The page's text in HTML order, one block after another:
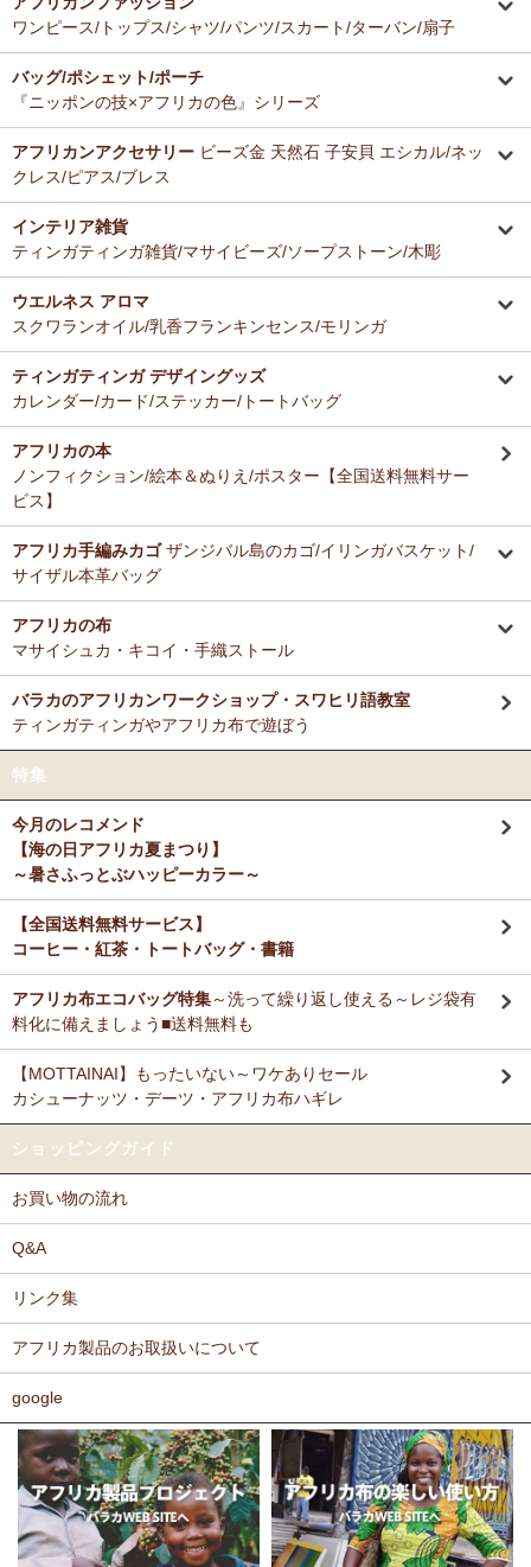
ーナー新入荷！
12/16：ガウチョパンツ～キテンゲ◇ハイクオリティ◇で仕立てた
新作登場！～楽ちんクロップド丈～
12/16：キテンゲ 本革ショルダーミニバッグ 3WAY 斜掛けOK～
キテンゲ◇ハイクオリティ◇で仕立てた新作登場！『ニッポンの
技×アフリカの色』
12/4：ティンガティンガ・アート～Mサイズの作品 新入荷！作家
名ごとに2つのカテゴリーでご紹介します
→ 作家名 A―L
→ 作家名 M―Z
12/4：ティンガティンガ・アート～チャリンダの作品コーナー
入荷！
私たちバラカは、チャリンダが遺してくださった作品を、これか
らも大切に紹介してまいります。
ナー新入荷！
12/3：巻くポーチ 〈2サイズ展開〉～ガラスとんぼ玉付き 新入
荷！
12/3：ティンガティンガ・アート～Sサイズの作品 新入荷！作家
名ごとに2つのカテゴリーでご紹介します
→ 作家名 A―L
→ 作家名 M―Z
11/25：ティンガティンガ・アート～Lサイズの作品 新入荷！作家
→ 作家名 A―L
→ 作家名 M―Z
11/25：ティンガティンガ・アート～Sサイズの作品 新入荷！作家
11/21：【新登場】サロペットパンツ～ゆったり2way～
大人上品シルエット
11/20：キテンゲ本革 ころりんトートバッグ～キテンゲ◇ハイク
オリティ◇で仕立てた新作登場！『ニッポンの技×アフリカの色』
ケあり 賞味期限間近セール！
11/18：ティンガティンガ・アート【会員様シークレットセール】
11/17：ティンガティンガ・アート～ロングサイズ（縦長・横長）
の作品新入荷！
11/17：ティンガティンガ・アート～マサイの作品新入荷！
～木彫職人ハンドメイド
荷！
11/11：ティンガティンガ・アート～Sサイズの作品 新入荷！作家
名ごとに2つのカテゴリーでご紹介します
→ 作家名 A―L
11/10：ティンガティンガ・アート【会員様シークレットセール】
～ワケあり限定品入荷！
11/5：ティンガティンガ・アート～Lサイズの作品 新入荷！作家
名ごとに2つのカテゴリーでご紹介します
→ 作家名 A―L
→ 作家名 M―Z
とても美味しくて毎日使っています。どのお料理なんにでも合いま
す。
Ａ さまより ティンガティンガ・アートへのご感想
ドゥケさんの画は数年前から気になっていて、今回思いきって購入す
ることにしました。とても楽しみにしております。
バラカの紅茶は香りがよくて大好きです。これからも愛飲させていた
だきます。
Ｓ さまより キテンゲ平ポーチへのご感想
以前プレゼントでいただいた平ポーチ、母子手帳がちょうど入り、毎
日使っています。
今回同じ「中サイズ」を買いましたが、造りがわずかに異なるよう
で、1センチくらい心持ち小くて母子手帳がぎりぎり入りませんでし
でもこちらもカワイイので化粧入れなどに使います。
ミルクティーに合わせる毎朝の紅茶として、味とコストのバランスが
非常に良く、長く家族で愛飲しています。
M さまより キテンゲde洗える立体布マスク～やさしいゴ
ム リバーシブルOKへのご感想
お揃いの柄のフレアスリーブワンピースとペアで使ってます！大のお
気に入り♪
Ｙ さまより キテンゲティアードパンツへのご感想
M さまより キテンゲ ランチクロスへのご感想
たいへん吸水性良いです。大判でハンカチとして便利に使えます。
T さまより キテンゲ フレアスリーブ ロングワンピースへ
のご感想
デザイン、着心地、完璧です！ずっと作って欲しいです。よろしくお
願いします！
Ｎさまより キテンゲ リバーシブルB4トートバッグへのご
感想
以上に頑丈で持ちやすい。
Ｆさまより キテンゲ へのご感想
どのキテンゲも素敵な柄ばかりであれもこれも欲しかったのですが、
おこうと思っています。
ダンで北欧テイストを思わせるようなものもあったりして、毎回購入
するたびに嬉しく眺め入っております。
この布では何を作ろうか、どう飾ろうか・・・などと、想像力をかき
布の手触りもよく、縫いやすいので、大変気に入っております。
ホームページには目の詰まった綿素材のものを仕入れているとありま
したが、薄手のものや、ちょっと変わった素材のものも気になりま
す。常にたくさんの種類のあるカンガやキテンゲですが、新作新柄が
どんどん増えることを期待しております。
ワンピース/トップス/シャツ/パンツ/スカート/ターバン/扇子
バッグ/ポシェット/ポーチ
『ニッポンの技×アフリカの色』シリーズ
アフリカンアクセサリー ビーズ金 天然石 子安貝 エシカル/ネッ
クレス/ピアス/ブレス
インテリア雑貨
ティンガティンガ雑貨/マサイビーズ/ソープストーン/木彫
ウエルネス アロマ
スクワランオイル/乳香フランキンセンス/モリンガ
ティンガティンガ デザイングッズ
カレンダー/カード/ステッカー/トートバッグ
アフリカの本
ノンフィクション/絵本＆ぬりえ/ポスター【全国送料無料サー
ビス】
アフリカ手編みカゴザンジバル島のカゴ/イリンガバスケット/
サイザル本革バッグ
アフリカの布
マサイシュカ・キコイ・手織ストール
バラカのアフリカンワークショップ・スワヒリ語教室
ティンガティンガやアフリカ布で遊ぼう
特集
今月のレコメンド
【海の日アフリカ夏まつり】
～暑さふっとぶハッピーカラー～
【全国送料無料サービス】
コーヒー・紅茶・トートバッグ・書籍
アフリカ布エコバッグ特集～洗って繰り返し使える～レジ袋有
料化に備えましょう■送料無料も
【MOTTAINAI】もったいない～ワケありセール
カシューナッツ・デーツ・アフリカ布ハギレ
ショッピングガイド
お買い物の流れ
Q&A
リンク集
アフリカ製品のお取扱いについて
google